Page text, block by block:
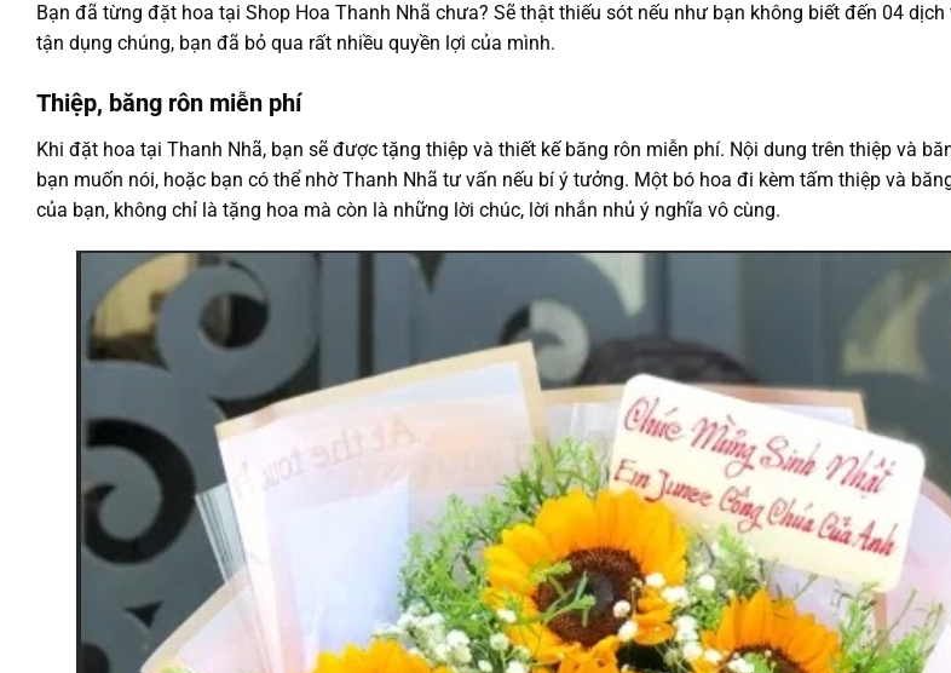
Bạn đã từng đặt hoa tại Shop Hoa Thanh Nhã chưa? Sẽ thật thiếu sót nếu như bạn không biết đến 04
tận dụng chúng, bạn đã bỏ qua rất nhiều quyền lợi của mình.
Thiệp, băng rôn miễn phí
Khi đặt hoa tại Thanh Nhã, bạn sẽ được tặng thiệp và thiết kế băng rôn miễn phí. Nội dung trên thiệp và
bạn muốn nói, hoặc bạn có thể nhờ Thanh Nhã tư vấn nếu bí ý tưởng. Một bó hoa đi kèm tấm thiệp và
của bạn, không chỉ là tặng hoa mà còn là những lời chúc, lời nhắn nhủ ý nghĩa vô cùng.